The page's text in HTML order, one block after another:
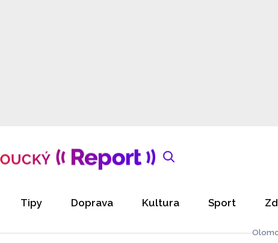
Tipy Doprava Kultura Sport